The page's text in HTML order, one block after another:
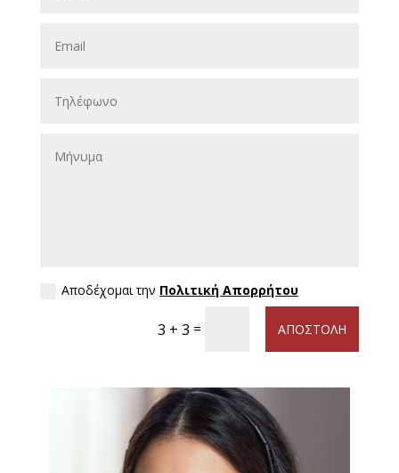
Αποδέχομαι την Πολιτική Απορρήτου
3 + 3 = ΑΠΟΣΤΟΛΗ